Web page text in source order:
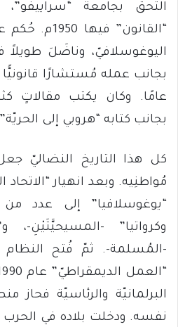
التحق بجامعة
“القانون”
اليوغوسلافيّ، وناضَلَ
بجانب عمله مُستشارًا
عامًا. وكان يكتب مقالاتٍ
بجانب كتابه “هروبي إلى
كل هذا التاريخ النضاليّ
مُواطنِيه. وبعد انهيار
“يوغوسلافيا” إلى عدد
وكرواتيا” -المسيحيَّتَيْنِ-،
-المُسلمة-. ثمّ فُتح
البرلمانيّة والرئاسيّة
نفسه. ودخلت بلاده في الحرب